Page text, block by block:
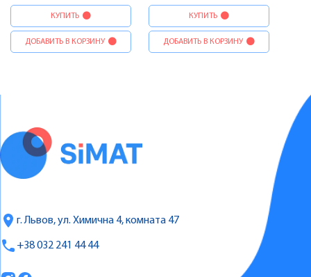
КУПИТЬ
ДОБАВИТЬ В КОРЗИНУ
КУПИТЬ
ДОБАВИТЬ В КОРЗИНУ
г. Львов, ул. Химична 4, комната 47
+38 032 241 44 44